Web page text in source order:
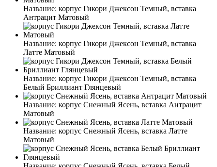
Название: корпус Гикори Джексон Темный, вставка
Антрацит Матовый
Название: корпус Гикори Джексон Темный, вставка
Латте Матовый
Название: корпус Гикори Джексон Темный, вставка
Белый Бриллиант Глянцевый
Название: корпус Снежный Ясень, вставка Антрацит
Матовый
Название: корпус Снежный Ясень, вставка Латте
Матовый